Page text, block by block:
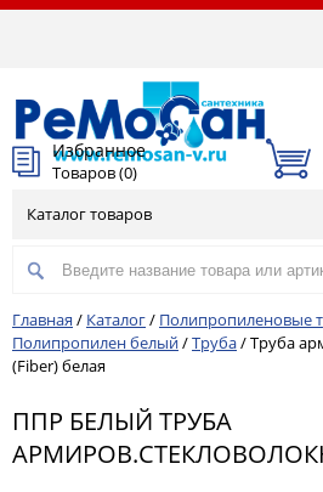
Избранное
Товаров (0)
Каталог товаров
Главная / Каталог/ Полипропиленовые
Полипропилен белый/Труба/Труба
(Fiber) белая
ППР БЕЛЫЙ ТРУБА